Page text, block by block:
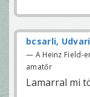
bcsarli,
— A Heinz Field-
amatőr
Lamarral mi